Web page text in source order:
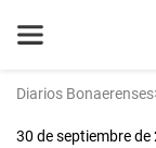
Diarios Bonaerenses
30 de septiembre de